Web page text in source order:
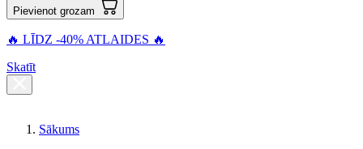
Pievienot grozam
🔥 LĪDZ -40% ATLAIDES 🔥
Skatīt
Sākums